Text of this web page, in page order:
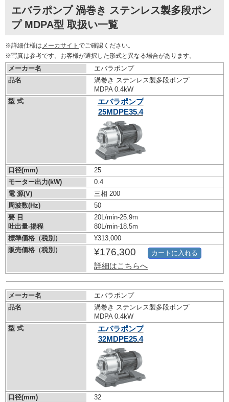
エバラポンプ 渦巻き ステンレス製多段ポン
プ MDPA型 取扱い一覧
※詳細仕様は メーカサイト でご確認ください。
※写真は参考です。お客様が選択した形式と異なる場合があります。
メーカー名
エバラポンプ
品名
渦巻き ステンレス製多段ポンプ
MDPA 0.4kW
型 式
エバラポンプ
25MDPE35.4
口径(mm)
25
モーター出力(kW)
0.4
電 源(V)
三相 200
周波数(Hz)
50
要 目
吐出量-揚程
20L/min-25.9m
80L/min-18.5m
標準価格（税別）
¥313,000
販売価格（税別）
¥176,300
詳細はこちらへ
カートに入れる
メーカー名
エバラポンプ
品名
渦巻き ステンレス製多段ポンプ
MDPA 0.4kW
型 式
エバラポンプ
32MDPE25.4
口径(mm)
32